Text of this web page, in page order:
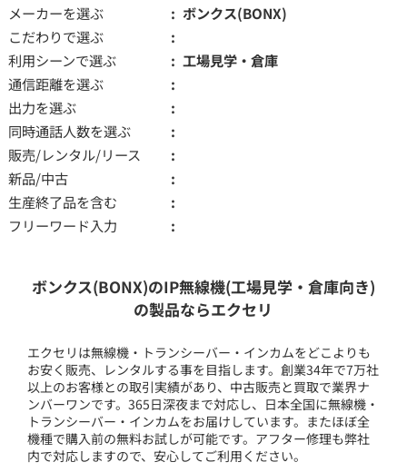
メーカーを選ぶ
ボンクス(BONX)
こだわりで選ぶ
利用シーンで選ぶ
工場見学・倉庫
通信距離を選ぶ
出力を選ぶ
同時通話人数を選ぶ
販売/レンタル/リース
新品/中古
生産終了品を含む
フリーワード入力
ボンクス(BONX)のIP無線機(工場見学・倉庫向き)
の製品ならエクセリ
エクセリは無線機・トランシーバー・インカムをどこよりも
お安く販売、レンタルする事を目指します。創業34年で7万社
以上のお客様との取引実績があり、中古販売と買取で業界ナ
ンバーワンです。365日深夜まで対応し、日本全国に無線機・
トランシーバー・インカムをお届けしています。またほぼ全
機種で購入前の無料お試しが可能です。アフター修理も弊社
内で対応しますので、安心してご利用ください。